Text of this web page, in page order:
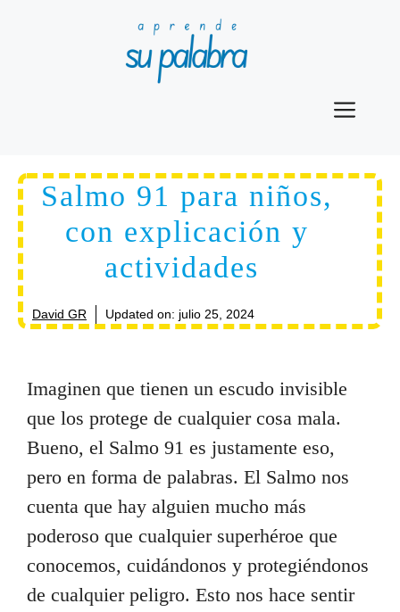
Salmo 91 para niños,
con explicación y
actividades
David GR Updated on: julio 25, 2024
Imaginen que tienen un escudo invisible
que los protege de cualquier cosa mala.
Bueno, el Salmo 91 es justamente eso,
pero en forma de palabras. El Salmo nos
cuenta que hay alguien mucho más
poderoso que cualquier superhéroe que
conocemos, cuidándonos y protegiéndonos
de cualquier peligro. Esto nos hace sentir